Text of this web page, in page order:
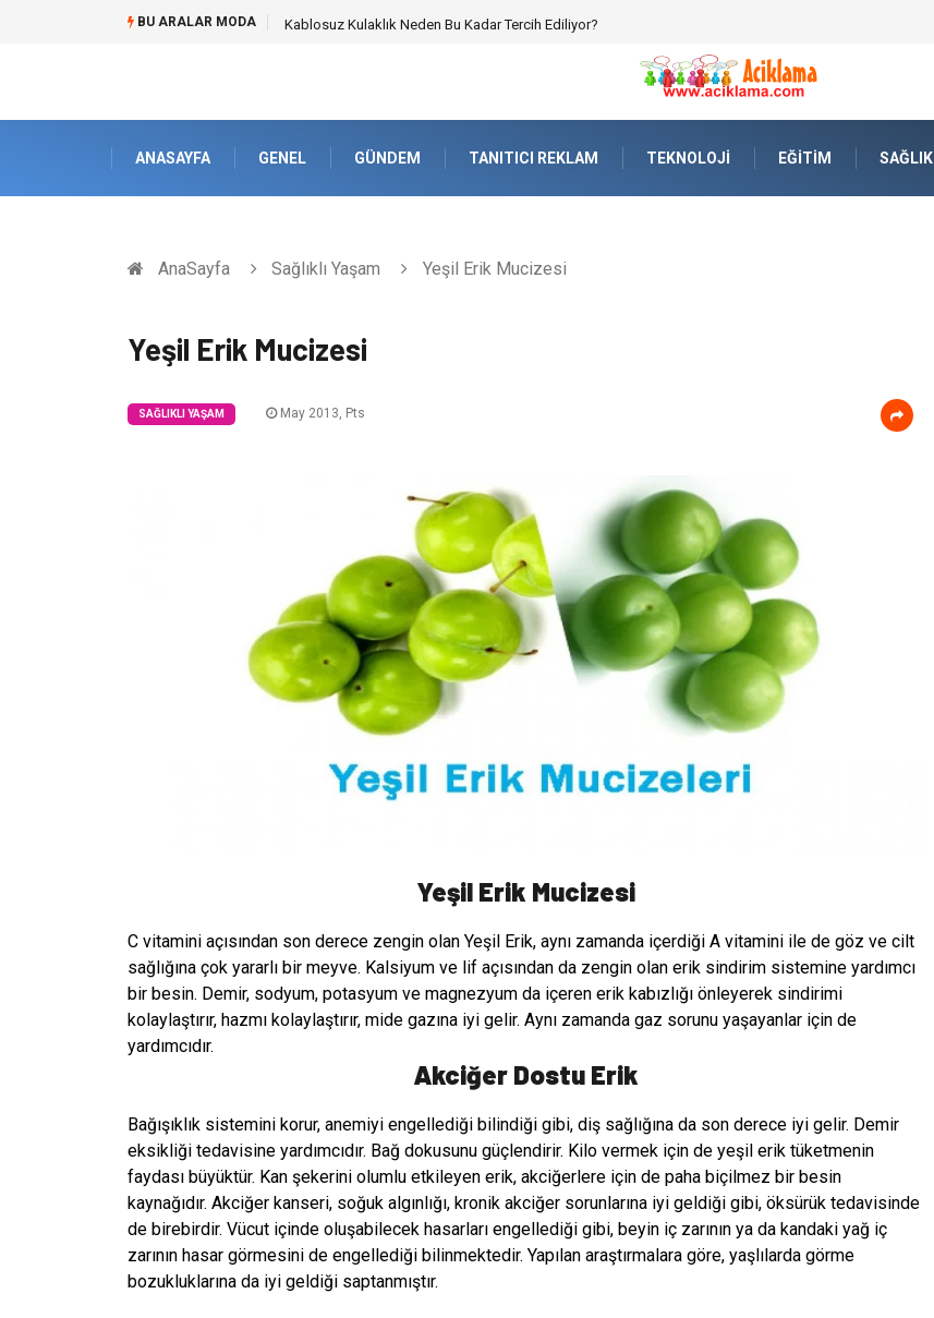
BU ARALAR MODA Kablosuz Kulaklık Neden Bu Kadar Tercih Ediliyor?
ANASAYFA GENEL GÜNDEM TANITICI REKLAM TEKNOLOJI EĞITIM SAĞLIK
AnaSayfa Sağlıklı Yaşam Yeşil Erik Mucizesi
Yeşil Erik Mucizesi
SAĞLIKLI YAŞAM May 2013, Pts
Yeşil Erik Mucizesi
C vitamini açısından son derece zengin olan Yeşil Erik, aynı zamanda içerdiği A vitamini ile de göz ve cilt
sağlığına çok yararlı bir meyve. Kalsiyum ve lif açısından da zengin olan erik sindirim sistemine yardımcı
bir besin. Demir, sodyum, potasyum ve magnezyum da içeren erik kabızlığı önleyerek sindirimi
kolaylaştırır, hazmı kolaylaştırır, mide gazına iyi gelir. Aynı zamanda gaz sorunu yaşayanlar için de
yardımcıdır.
Akciğer Dostu Erik
Bağışıklık sistemini korur, anemiyi engellediği bilindiği gibi, diş sağlığına da son derece iyi gelir. Demir
eksikliği tedavisine yardımcıdır. Bağ dokusunu güçlendirir. Kilo vermek için de yeşil erik tüketmenin
faydası büyüktür. Kan şekerini olumlu etkileyen erik, akciğerlere için de paha biçilmez bir besin
kaynağıdır. Akciğer kanseri, soğuk algınlığı, kronik akciğer sorunlarına iyi geldiği gibi, öksürük tedavisinde
de birebirdir. Vücut içinde oluşabilecek hasarları engellediği gibi, beyin iç zarının ya da kandaki yağ iç
zarının hasar görmesini de engellediği bilinmektedir. Yapılan araştırmalara göre, yaşlılarda görme
bozukluklarına da iyi geldiği saptanmıştır.